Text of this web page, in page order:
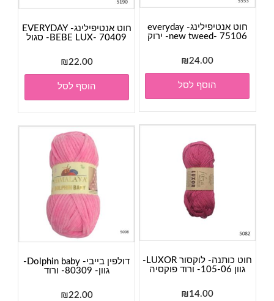
חוט אנטיפילינג- everyday
new tweed- 75106- ירוק
₪24.00
הוסף לסל
חוט אנטיפילינג- EVERYDAY
BEBE LUX- 70409- סגול
₪22.00
הוסף לסל
חוט כותנה- לוקסור LUXOR-
גוון 105-06- ורוד פוקסיה
₪14.00
דולפין בייבי- Dolphin baby-
גוון- 80309- ורוד
₪22.00